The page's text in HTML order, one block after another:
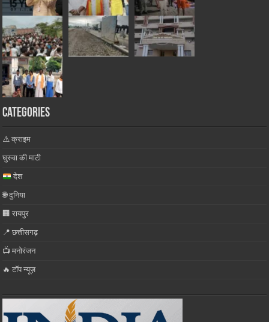
Categories
⚠️ क्राइम
घुरुवा की माटी
देश
🌐 दुनिया
🏢 रायपुर
📍 छत्तीसगढ़
📺 मनोरंजन
🔥 टॉप न्यूज़